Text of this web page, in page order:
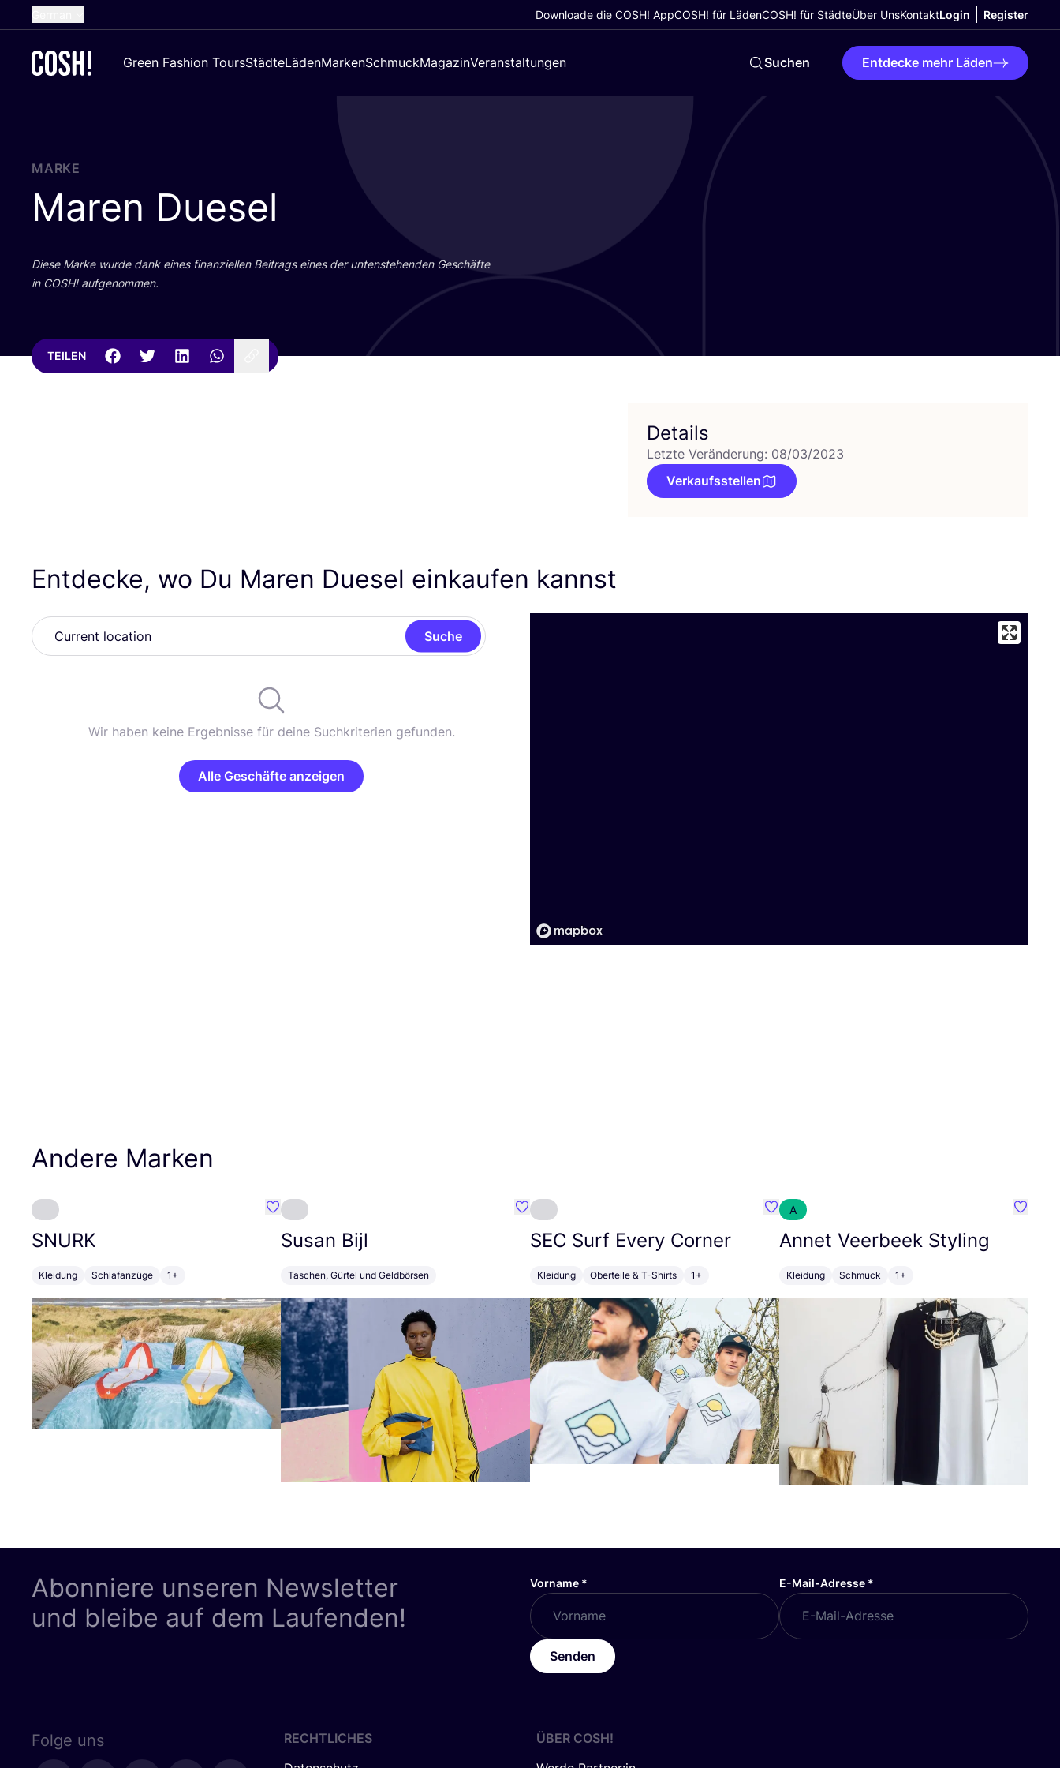
Dutch
Croatian
Downloade die COSH! AppCOSH! für LädenCOSH! für StädteÜber UnsKontaktLogin Register
Green Fashion ToursStädteLädenMarkenSchmuckMagazinVeranstaltungen Suchen Entdecke mehr Läden
MARKE
Maren Duesel
Die­se Mar­ke wur­de dank eines finan­zi­el­len Bei­trags eines der unten­ste­hen­den Geschäf­te
in COSH! aufgenommen.
TEILEN
Details
Letzte Veränderung: 08/03/2023
Verkaufsstellen
Entdecke, wo Du Maren Duesel einkaufen kannst
Suche
Wir haben keine Ergebnisse für deine Suchkriterien gefunden.
Alle Geschäfte anzeigen
Andere Marken
SNURK
Kleidung Schlafanzüge 1+
Favorit SNURK
Susan Bijl
Taschen, Gürtel und Geldbörsen
Favorit Susan Bijl
SEC Surf Every Corner
Kleidung Oberteile & T-Shirts 1+
Favorit SEC Surf Every Corner
A
Annet Veerbeek Styling
Kleidung Schmuck 1+
Favorit
Abonniere unseren Newsletter
und bleibe auf dem Laufenden!
Vorname * E-Mail-Adresse *
Senden
Folge uns
RECHTLICHES
ÜBER COSH!